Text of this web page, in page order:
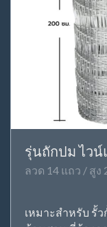
รุ่นถักปม ไว
ลวด 14 แถว / สูง
เหมาะสำหรับ รั้